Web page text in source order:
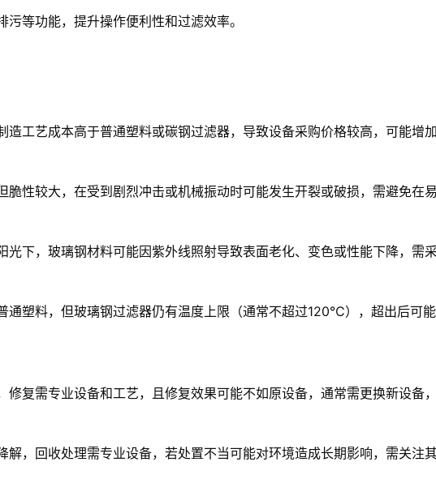
污等功能，提升操作便利性和过滤效率。
造工艺成本高于普通塑料或碳钢过滤器，导致设备采购价格较高，可能增加
脆性较大，在受到剧烈冲击或机械振动时可能发生开裂或破损，需避免在
光下，玻璃钢材料可能因紫外线照射导致表面老化、变色或性能下降，需
通塑料，但玻璃钢过滤器仍有温度上限（通常不超过120℃），超出后可
修复需专业设备和工艺，且修复效果可能不如原设备，通常需更换新设备，
解，回收处理需专业设备，若处置不当可能对环境造成长期影响，需关注